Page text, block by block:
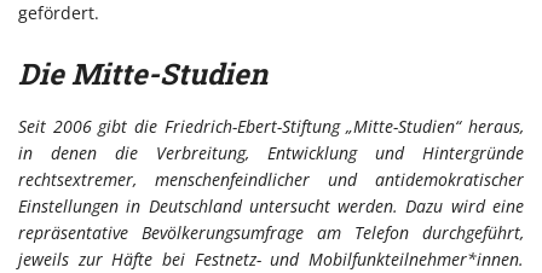
gefördert.
Die Mitte-Studien
Seit 2006 gibt die Friedrich-Ebert-Stiftung „Mitte-Studien“ heraus,
in denen die Verbreitung, Entwicklung und Hintergründe
rechtsextremer, menschenfeindlicher und antidemokratischer
Einstellungen in Deutschland untersucht werden. Dazu wird eine
repräsentative Bevölkerungsumfrage am Telefon durchgeführt,
jeweils zur Häfte bei Festnetz- und Mobilfunkteilnehmer*innen.